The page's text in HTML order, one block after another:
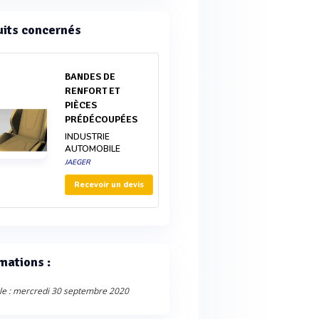
concernés
BANDES DE
RENFORT ET
PIÈCES
PRÉDÉCOUPÉES
INDUSTRIE
AUTOMOBILE
JAEGER
Recevoir un devis
:
: mercredi 30 septembre 2020